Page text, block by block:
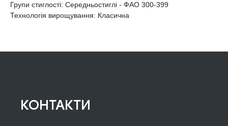
Групи стиглості: Середньостиглі - ФАО 300-399
Технологія вирощування: Класична
КОНТАКТИ